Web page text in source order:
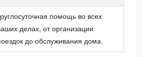
помощь во всех
делах, от организации
до обслуживания дома.